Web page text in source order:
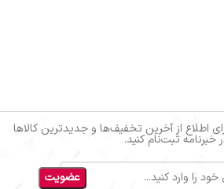
اطلاع از آخرین تخفیف‌ها و جدیدترین کالاها
خبرنامه ثبت‌نام کنید.